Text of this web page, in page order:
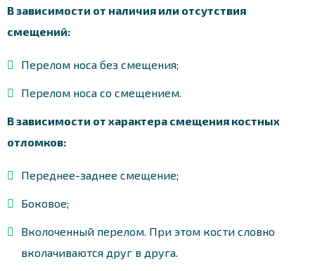
В зависимости от наличия или отсутствия
смещений:
Перелом носа без смещения;
Перелом носа со смещением.
В зависимости от характера смещения костных
отломков:
Переднее-заднее смещение;
Боковое;
Вколоченный перелом. При этом кости словно
вколачиваются друг в друга.